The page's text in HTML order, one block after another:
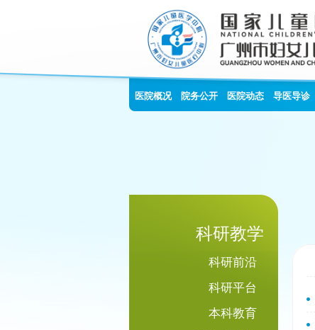
医院概况 院务公开 医院动态 导医导诊
科研教学
科研前沿
科研平台
本科教育